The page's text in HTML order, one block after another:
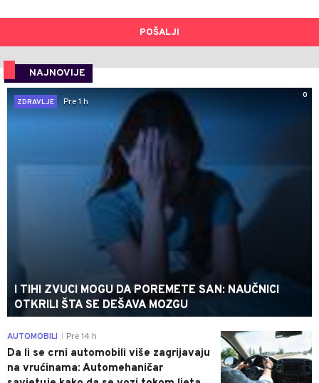
POŠALJI
NAJNOVIJE
0
ZDRAVLJE
Pre 1 h
I TIHI ZVUCI MOGU DA POREMETE SAN: NAUČNICI
OTKRILI ŠTA SE DEŠAVA MOZGU
0
AUTOMOBILI Pre 14 h
Da li se crni automobili više zagrijavaju
na vrućinama: Automehaničar